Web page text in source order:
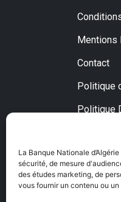
La Banque Nationale
sécurité, de mesure
des études marketing, de
vous fournir un contenu ou
Mentions
Contact
Politique
Politique